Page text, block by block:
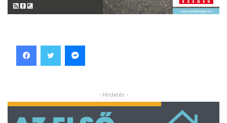
- Hirdetés -